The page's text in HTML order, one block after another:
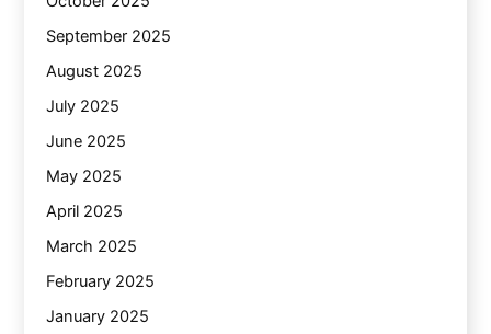
September 2025
August 2025
July 2025
June 2025
May 2025
April 2025
March 2025
February 2025
January 2025